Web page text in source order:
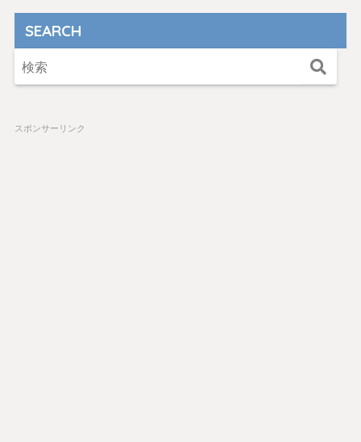
SEARCH
スポンサーリンク